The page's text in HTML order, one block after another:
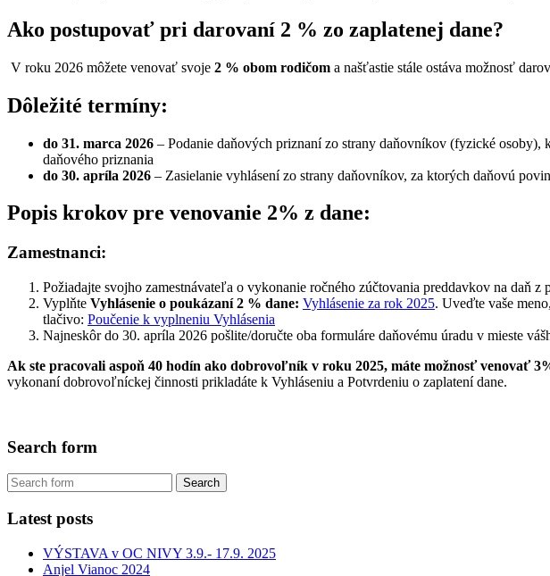
Ako postupovať pri darovaní 2 % zo zaplatenej dane?
V roku 2026 môžete venovať svoje 2 % obom rodičom a našťastie stále ostáva možnosť
Dôležité termíny:
do 31. marca 2026 – Podanie daňových priznaní zo strany daňovníkov (fyzické
daňového priznania
do 30. apríla 2026 – Zasielanie vyhlásení zo strany daňovníkov, za ktorých daňovú
Popis krokov pre venovanie 2% z dane:
Zamestnanci:
Požiadajte svojho zamestnávateľa o vykonanie ročného zúčtovania preddavkov na daň z
Vyplňte Vyhlásenie o poukázaní 2 % dane: Vyhlásenie za rok 2025. Uveďte vaše
tlačivo: Poučenie k vyplneniu Vyhlásenia
Najneskôr do 30. apríla 2026 pošlite/doručte oba formuláre daňovému úradu v mieste
Ak ste pracovali aspoň 40 hodín ako dobrovoľník v roku 2025, máte možnosť venovať
vykonaní dobrovoľníckej činnosti prikladáte k Vyhláseniu a Potvrdeniu o zaplatení dane.
Search form
Latest posts
VÝSTAVA v OC NIVY 3.9.- 17.9. 2025
Anjel Vianoc 2024